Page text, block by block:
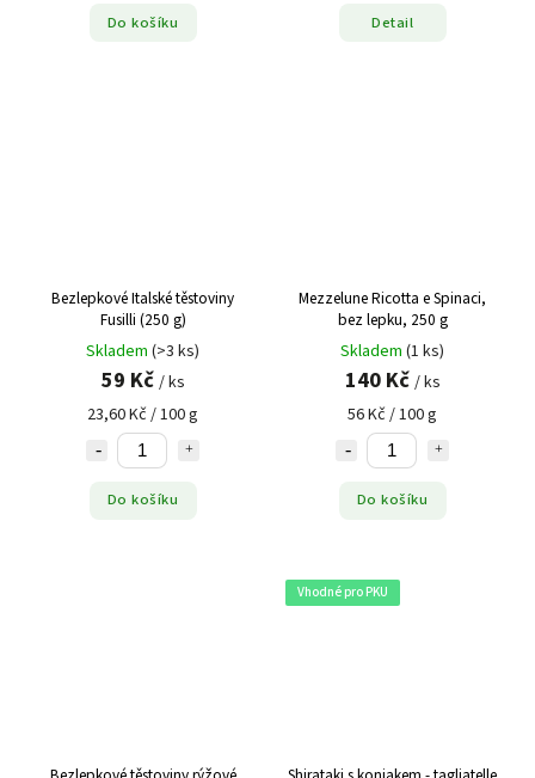
Do košíku Detail
Bezlepkové Italské těstoviny
Fusilli (250 g)
Skladem (>3 ks)
59 Kč / ks
23,60 Kč / 100 g
Do košíku
Mezzelune Ricotta e Spinaci,
bez lepku, 250 g
Skladem (1 ks)
140 Kč / ks
56 Kč / 100 g
Do košíku
Vhodné pro PKU